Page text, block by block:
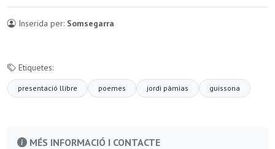
Inserida per: Somsegarra
Etiquetes:
presentació llibre poemes jordi pàmias guissona
MÉS INFORMACIÓ I CONTACTE